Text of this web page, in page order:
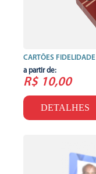
CARTÕES FIDELIDADE
a partir de:
R$ 10,00
DETALHES